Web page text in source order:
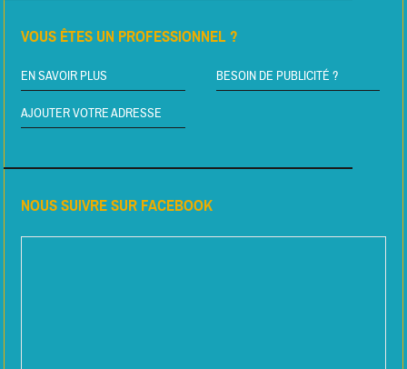
VOUS ÊTES UN PROFESSIONNEL ?
EN SAVOIR PLUS BESOIN DE PUBLICITÉ ?
AJOUTER VOTRE ADRESSE
NOUS SUIVRE SUR FACEBOOK